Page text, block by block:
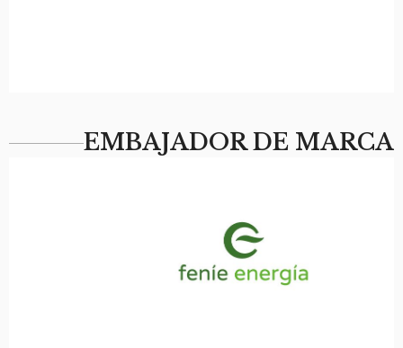
EMBAJADOR DE MARCA